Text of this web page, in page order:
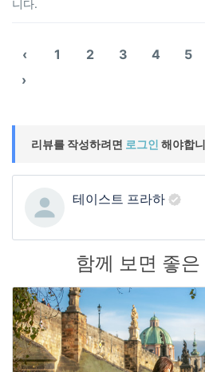
니다.
‹ 1 2 3 4 5
›
리뷰를 작성하려면 로그인 해야합
테이스트 프라하
함께 보면 좋